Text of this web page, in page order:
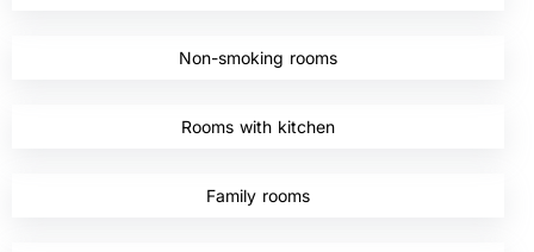
Non-smoking rooms
Rooms with kitchen
Family rooms